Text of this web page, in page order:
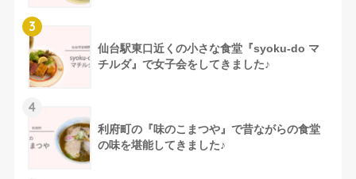
3
仙台駅東口近くの小さな食堂『syoku-do マ
チルダ』で女子会をしてきました♪
4
利府町の『味のこまつや』で昔ながらの食堂
の味を堪能してきました♪